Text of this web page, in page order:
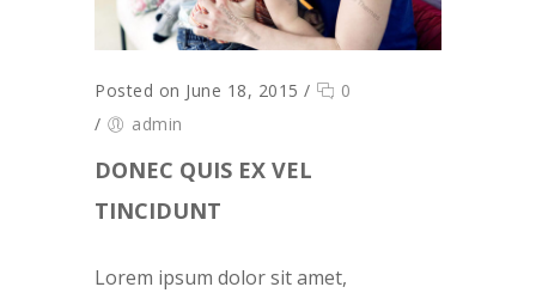
Posted on June 18, 2015 /
0
/
admin
DONEC QUIS EX VEL
TINCIDUNT
Lorem ipsum dolor sit amet,